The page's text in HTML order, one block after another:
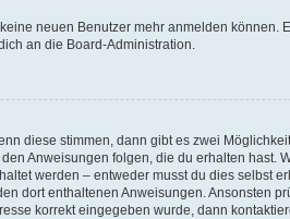
neuen Benutzer mehr anmelden können.
an die Board-Administration.
diese stimmen, dann gibt es zwei
Anweisungen folgen, die du erhalten hast.
werden – entweder musst du dies selbst
dort enthaltenen Anweisungen. Ansonsten
korrekt eingegeben wurde, dann